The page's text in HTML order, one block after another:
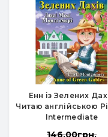
Енн із Зелених
Читаю англійською
Intermediate
146.00грн.